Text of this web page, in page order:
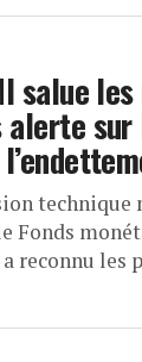
salue
alerte
technique
Fonds
reconnu les